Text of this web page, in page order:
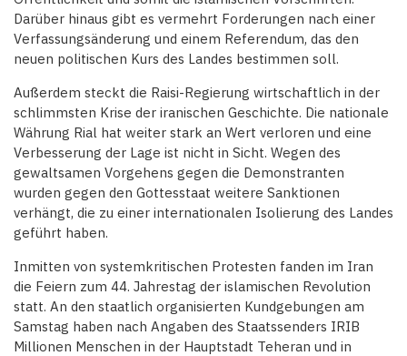
Darüber hinaus gibt es vermehrt Forderungen nach einer
Verfassungsänderung und einem Referendum, das den
neuen politischen Kurs des Landes bestimmen soll.
Außerdem steckt die Raisi-Regierung wirtschaftlich in der
schlimmsten Krise der iranischen Geschichte. Die nationale
Währung Rial hat weiter stark an Wert verloren und eine
Verbesserung der Lage ist nicht in Sicht. Wegen des
gewaltsamen Vorgehens gegen die Demonstranten
wurden gegen den Gottesstaat weitere Sanktionen
verhängt, die zu einer internationalen Isolierung des Landes
geführt haben.
Inmitten von systemkritischen Protesten fanden im Iran
die Feiern zum 44. Jahrestag der islamischen Revolution
statt. An den staatlich organisierten Kundgebungen am
Samstag haben nach Angaben des Staatssenders IRIB
Millionen Menschen in der Hauptstadt Teheran und in